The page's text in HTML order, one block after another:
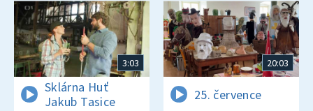
3:03
Sklárna Huť
Jakub Tasice
20:03
25. července